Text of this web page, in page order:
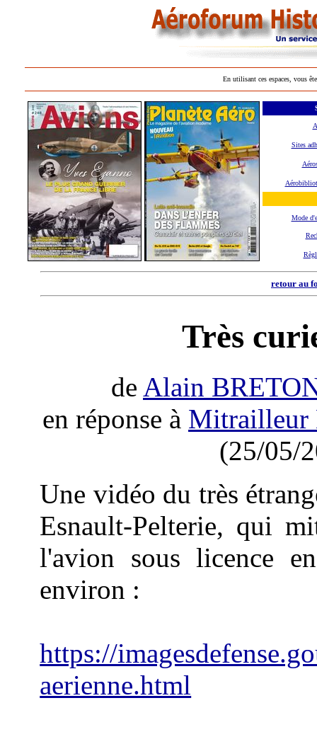
En utilisant ces espaces, vous
Sites
Mode
retour au
Très
de Alain
en réponse à Mitrailleur
(25/05/
Une vidéo du très
Esnault-Pelterie, qui
l'avion sous licence
environ :
https://
aerienne.html